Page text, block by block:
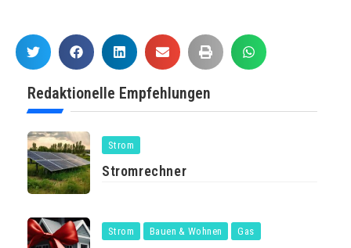
Redaktionelle Empfehlungen
Strom
Stromrechner
Strom Bauen & Wohnen Gas